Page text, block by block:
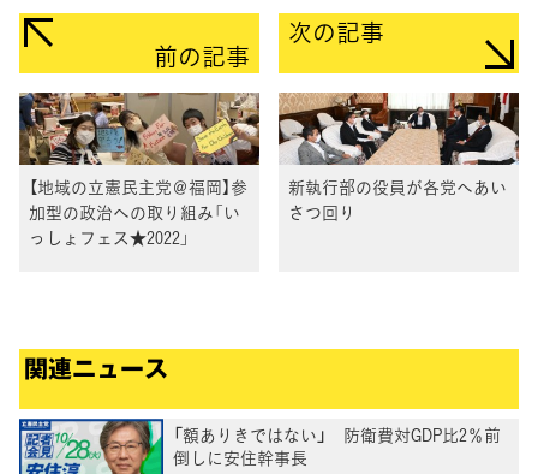
前の記事
【地域の立憲民主党＠福岡】参
加型の政治への取り組み「い
っしょフェス★2022」
次の記事
新執行部の役員が各党へあい
さつ回り
関連ニュース
「額ありきではない」 防衛費対GDP比2％前
倒しに安住幹事長